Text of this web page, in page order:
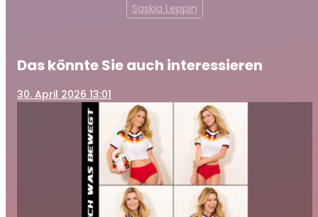
Saskia Leppin
Das könnte Sie auch interessieren
30. April 2026 13:01